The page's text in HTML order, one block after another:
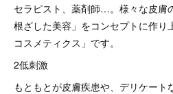
セラピスト、薬剤師…。様々な皮膚
根ざした美容」をコンセプトに作り
コスメティクス」です。
2低刺激
もともとが皮膚疾患や、デリケート